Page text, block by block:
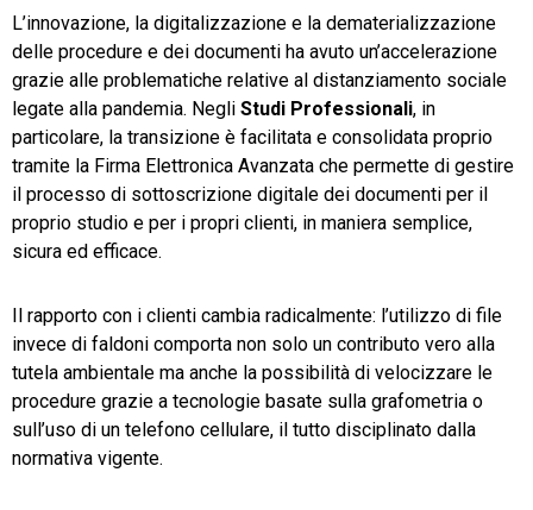
L’innovazione, la digitalizzazione e la dematerializzazione
delle procedure e dei documenti ha avuto un’accelerazione
grazie alle problematiche relative al distanziamento sociale
legate alla pandemia. Negli Studi Professionali, in
particolare, la transizione è facilitata e consolidata proprio
tramite la Firma Elettronica Avanzata che permette di gestire
il processo di sottoscrizione digitale dei documenti per il
proprio studio e per i propri clienti, in maniera semplice,
sicura ed efficace.
Il rapporto con i clienti cambia radicalmente: l’utilizzo di file
invece di faldoni comporta non solo un contributo vero alla
tutela ambientale ma anche la possibilità di velocizzare le
procedure grazie a tecnologie basate sulla grafometria o
sull’uso di un telefono cellulare, il tutto disciplinato dalla
normativa vigente.